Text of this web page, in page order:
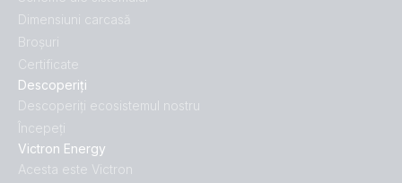
Descoperiți
Descoperiți ecosistemul nostru
Începeți
Victron Energy
Acesta este Victron
Dimensiuni carcasă
Broșuri
Certificate